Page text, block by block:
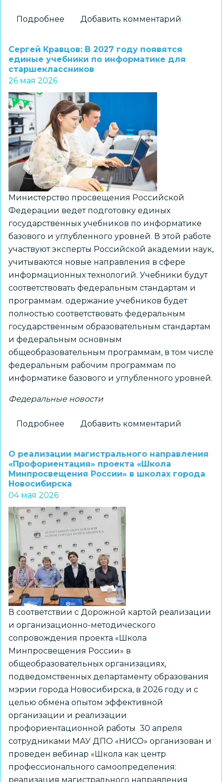
Подробнее
Концепция
развития
системы
безнадзорности
и
правонарушений
несовершеннолетних
Добавить комментарий
Сергей Кравцов: В 2027 году появятся
единые учебники по информатике для
старшеклассников
26 мая 2026
Министерство просвещения Российской
Федерации ведет подготовку единых
государственных учебников по информатике
базового и углубленного уровней. В этой работе
участвуют эксперты Российской академии наук,
учитываются новые направления в сфере
информационных технологий. Учебники будут
соответствовать федеральным стандартам и
программам. одержание учебников будет
полностью соответствовать федеральным
государственным образовательным стандартам
и федеральным основным
общеобразовательным программам, в том числе
федеральным рабочим программам по
информатике базового и углубленного уровней.
Федеральные новости
Подробнее
В
2027
году
единые
учебники
информатике
для
старшеклассников
Добавить комментарий
О реализации магистрального направления
«Профориентация» проекта «Школа
Минпросвещения России» в школах города
Новосибирска
04 мая 2026
В соответствии с Дорожной картой реализации
и организационно-методического
сопровождения проекта «Школа
Минпросвещения России» в
общеобразовательных организациях,
подведомственных департаменту образования
мэрии города Новосибирска, в 2026 году и с
целью обмена опытом эффективной
организации и реализации
профориентационной работы 30 апреля
сотрудниками МАУ ДПО «НИСО» организован и
проведен вебинар «Школа как центр
профессионального самоопределения:
реализация магистрального направления